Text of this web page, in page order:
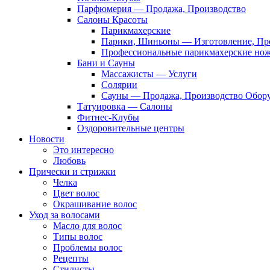
Парфюмерия — Продажа, Производство
Салоны Красоты
Парикмахерские
Парики, Шиньоны — Изготовление,
Профессиональные парикмахерские
Бани и Сауны
Массажисты — Услуги
Солярии
Сауны — Продажа, Производство
Татуировка — Салоны
Фитнес-Клубы
Оздоровительные центры
Новости
Это интересно
Любовь
Прически и стрижки
Челка
Цвет волос
Окрашивание волос
Уход за волосами
Масло для волос
Типы волос
Проблемы волос
Рецепты